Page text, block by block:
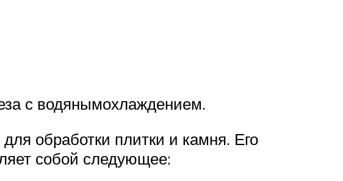
с водянымохлаждением.
обработки плитки и камня. Его
собой следующее: